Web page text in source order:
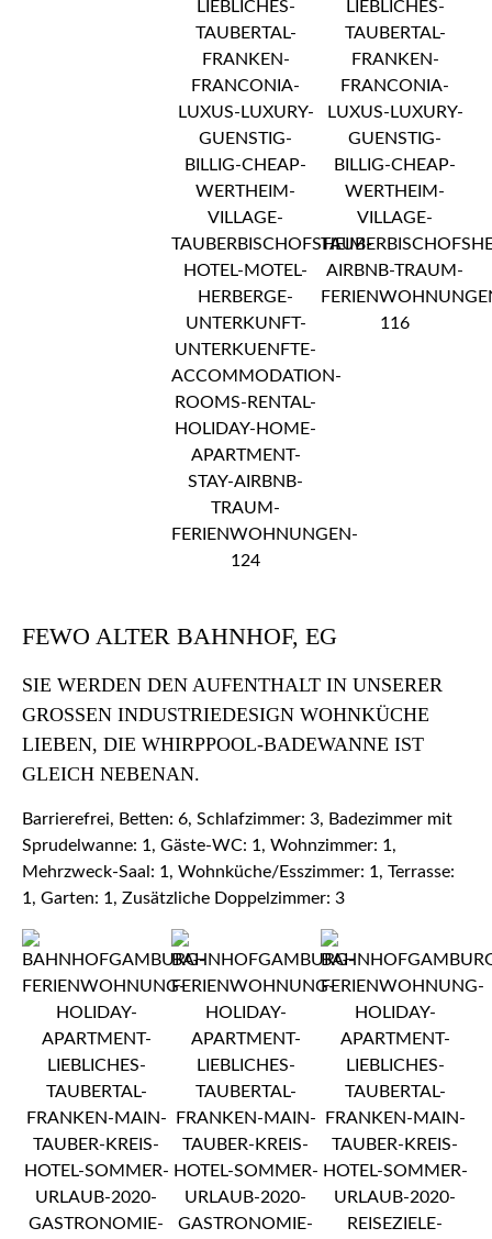
FEWO ALTER BAHNHOF, EG
SIE WERDEN DEN AUFENTHALT IN UNSERER
GROSSEN INDUSTRIEDESIGN WOHNKÜCHE L
IEBEN, DIE WHIRPPOOL-BADEWANNE IST G
LEICH NEBENAN.
Barrierefrei, Betten: 6, Schlafzimmer: 3, Badezimmer mit
Sprudelwanne: 1, Gäste-WC: 1, Wohnzimmer: 1,
Mehrzweck-Saal: 1, Wohnküche/Esszimmer: 1, Terrasse:
1, Garten: 1, Zusätzliche Doppelzimmer: 3